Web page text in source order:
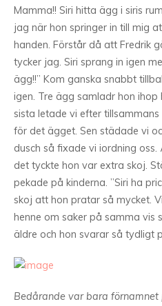
Mamma!! Siri hitta ägg i siris
jag när hon springer in till mig
handen. Förstår då att Fredrik
tycker jag. Siri sprang in igen
ägg!!” Kom ganska snabbt
igen. Tre ägg samladr hon ihop
sista letade vi efter
för det ägget. Sen städade vi
dusch så fixade vi iordning oss.
det tyckte hon var extra skoj.
pekade på kinderna. ”Siri ha
skoj att hon pratar så mycket.
henne om saker på samma vis
äldre och hon svarar så tydligt
Bedårande var bara